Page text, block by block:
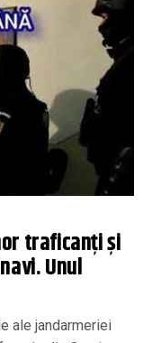
traficanţi şi
Unul
ale jandarmeriei